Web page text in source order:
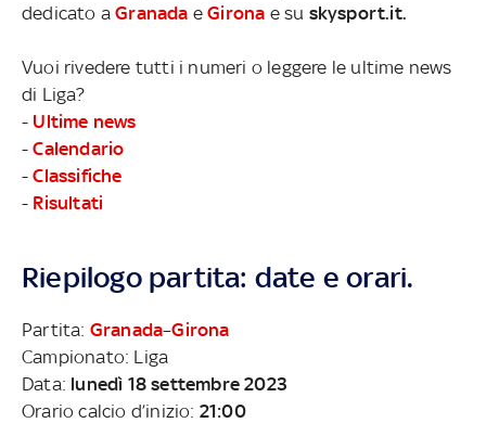
dedicato aGranada eGirona e su skysport.it.
Vuoi rivedere tutti i numeri o leggere le ultime news
di Liga?
- Ultime news
-Calendario
-Classifiche
- Risultati
Riepilogo partita: date e orari.
Partita: Granada–Girona
Campionato: Liga
Data: lunedì 18 settembre 2023
Orario calcio d’inizio: 21:00